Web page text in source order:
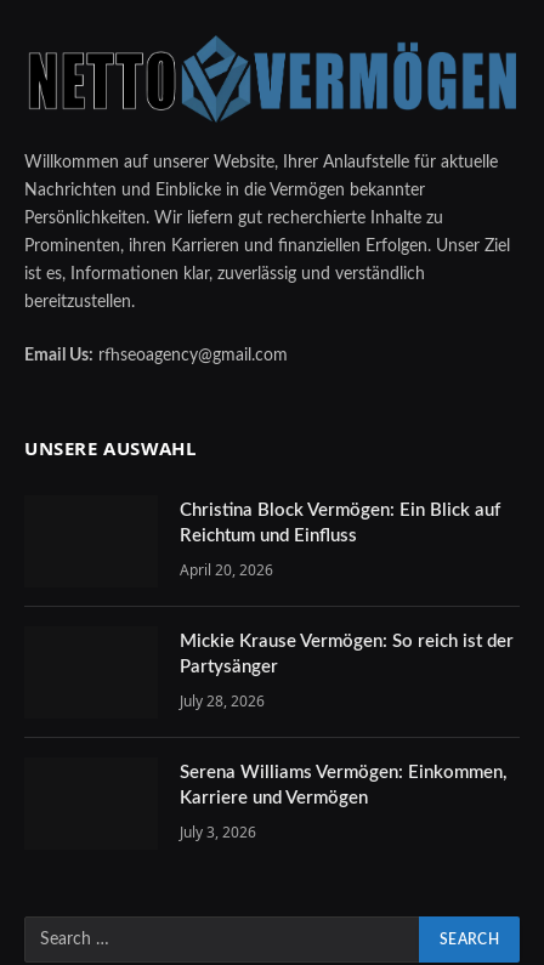
Willkommen auf unserer Website, Ihrer Anlaufstelle für aktuelle
Nachrichten und Einblicke in die Vermögen bekannter
Persönlichkeiten. Wir liefern gut recherchierte Inhalte zu
Prominenten, ihren Karrieren und finanziellen Erfolgen. Unser Ziel
ist es, Informationen klar, zuverlässig und verständlich
bereitzustellen.
Email Us: rfhseoagency@gmail.com
UNSERE AUSWAHL
Christina Block Vermögen: Ein Blick auf
Reichtum und Einfluss
April 20, 2026
Mickie Krause Vermögen: So reich ist der
Partysänger
July 28, 2026
Serena Williams Vermögen: Einkommen,
Karriere und Vermögen
July 3, 2026